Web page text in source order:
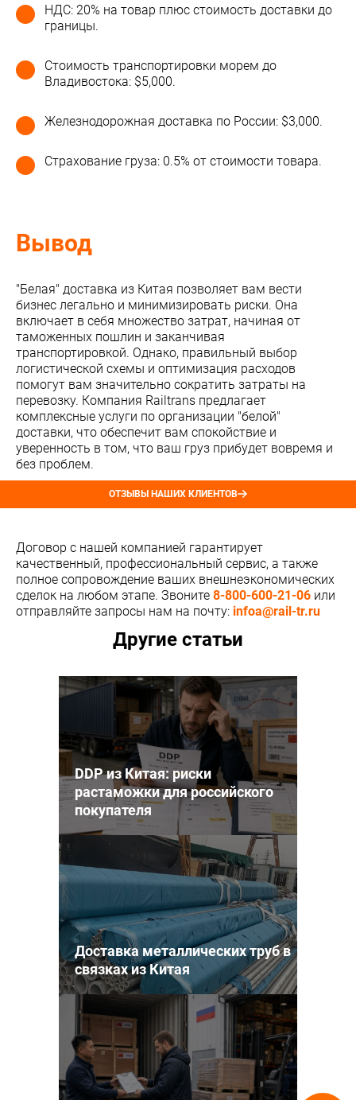
НДС: 20% на товар плюс стоимость доставки до
границы.
Стоимость транспортировки морем до
Владивостока: $5,000.
Железнодорожная доставка по России: $3,000.
Страхование груза: 0.5% от стоимости товара.
Вывод
"Белая" доставка из Китая позволяет вам вести
бизнес легально и минимизировать риски. Она
включает в себя множество затрат, начиная от
таможенных пошлин и заканчивая
транспортировкой. Однако, правильный выбор
логистической схемы и оптимизация расходов
помогут вам значительно сократить затраты на
перевозку. Компания Railtrans предлагает
комплексные услуги по организации "белой"
доставки, что обеспечит вам спокойствие и
уверенность в том, что ваш груз прибудет вовремя и
без проблем.
ОТЗЫВЫ НАШИХ КЛИЕНТОВ
Договор с нашей компанией гарантирует
качественный, профессиональный сервис, а также
полное сопровождение ваших внешнеэкономических
сделок на любом этапе. Звоните 8-800-600-21-06 или
отправляйте запросы нам на почту: infoa@rail-tr.ru
Другие статьи
DDP из Китая: риски
растаможки для российского
покупателя
Доставка металлических труб в
связках из Китая